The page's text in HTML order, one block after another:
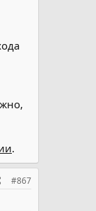
.
#867